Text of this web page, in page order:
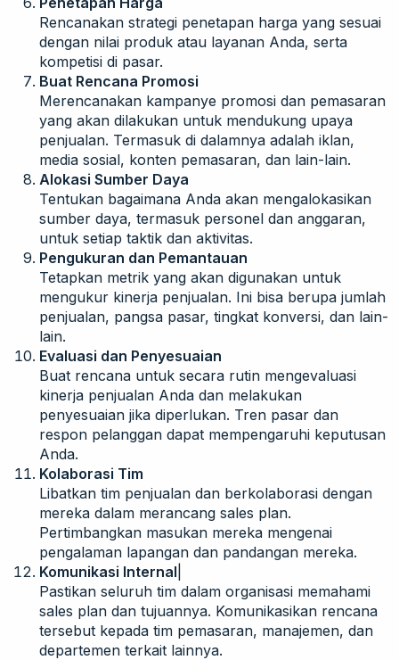
Rencanakan strategi penetapan harga yang sesuai
dengan nilai produk atau layanan Anda, serta
kompetisi di pasar.
Buat Rencana Promosi
Merencanakan kampanye promosi dan pemasaran
yang akan dilakukan untuk mendukung upaya
penjualan. Termasuk di dalamnya adalah iklan,
media sosial, konten pemasaran, dan lain-lain.
Alokasi Sumber Daya
Tentukan bagaimana Anda akan mengalokasikan
sumber daya, termasuk personel dan anggaran,
untuk setiap taktik dan aktivitas.
Pengukuran dan Pemantauan
Tetapkan metrik yang akan digunakan untuk
mengukur kinerja penjualan. Ini bisa berupa jumlah
penjualan, pangsa pasar, tingkat konversi, dan lain-
lain.
Evaluasi dan Penyesuaian
Buat rencana untuk secara rutin mengevaluasi
kinerja penjualan Anda dan melakukan
penyesuaian jika diperlukan. Tren pasar dan
respon pelanggan dapat mempengaruhi keputusan
Anda.
Kolaborasi Tim
Libatkan tim penjualan dan berkolaborasi dengan
mereka dalam merancang sales plan.
Pertimbangkan masukan mereka mengenai
pengalaman lapangan dan pandangan mereka.
Komunikasi Internal
Pastikan seluruh tim dalam organisasi memahami
sales plan dan tujuannya. Komunikasikan rencana
tersebut kepada tim pemasaran, manajemen, dan
departemen terkait lainnya.